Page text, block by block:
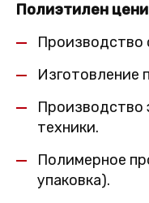
Полиэтилен
Производство
Изготовление
Производство
техники.
Полимерное
упаковка).